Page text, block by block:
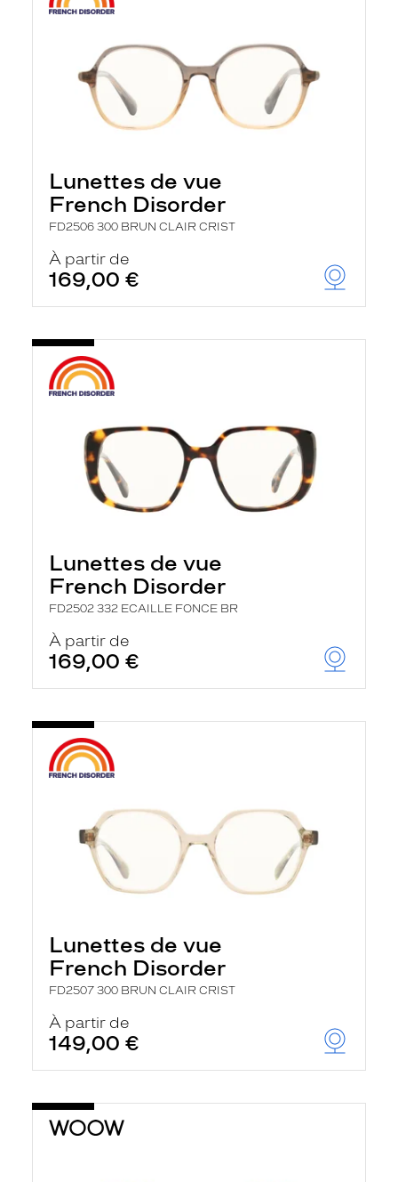
Lunettes de vue
French Disorder
FD2506 300 BRUN CLAIR CRIST
À partir de
169,00 €
Lunettes de vue
French Disorder
FD2502 332 ECAILLE FONCE BR
À partir de
169,00 €
Lunettes de vue
French Disorder
FD2507 300 BRUN CLAIR CRIST
À partir de
149,00 €